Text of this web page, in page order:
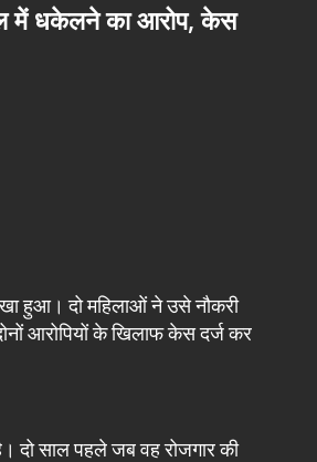
में धकेलने का आरोप, केस
हुआ। दो महिलाओं ने उसे नौकरी
आरोपियों के खिलाफ केस दर्ज कर
दो साल पहले जब वह रोजगार की